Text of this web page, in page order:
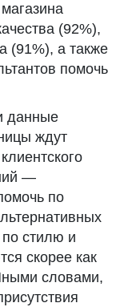
(92%),
(91%), а также
помочь
данные
ждут
—
по
по стилю и
скорее как
словами,